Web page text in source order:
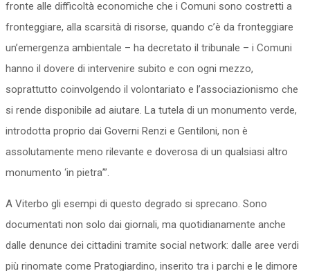
fronte alle difficoltà economiche che i Comuni sono costretti a
fronteggiare, alla scarsità di risorse, quando c’è da fronteggiare
un’emergenza ambientale – ha decretato il tribunale – i Comuni
hanno il dovere di intervenire subito e con ogni mezzo,
soprattutto coinvolgendo il volontariato e l’associazionismo che
si rende disponibile ad aiutare. La tutela di un monumento verde,
introdotta proprio dai Governi Renzi e Gentiloni, non è
assolutamente meno rilevante e doverosa di un qualsiasi altro
monumento ‘in pietra’”.
A Viterbo gli esempi di questo degrado si sprecano. Sono
documentati non solo dai giornali, ma quotidianamente anche
dalle denunce dei cittadini tramite social network: dalle aree verdi
più rinomate come Pratogiardino, inserito tra i parchi e le dimore